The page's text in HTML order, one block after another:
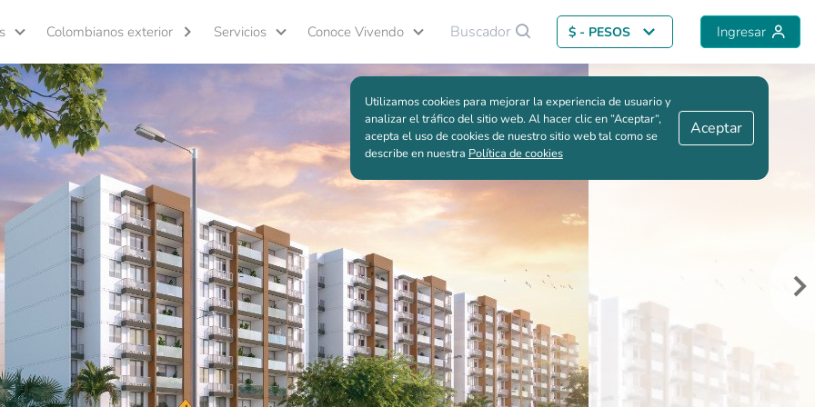
Colombianos exterior Servicios Conoce Vivendo Buscador $ - PESOS Ingresar
Me interesa Volver al proyecto
Utilizamos cookies para mejorar la experiencia de usuario y
analizar el tráfico del sitio web. Al hacer clic en “Aceptar“,
acepta el uso de cookies de nuestro sitio web tal como se
describe en nuestra Política de cookies
Aceptar
Guardar comparación